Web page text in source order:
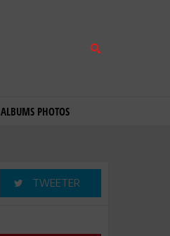
ALBUMS PHOTOS
TWEETER